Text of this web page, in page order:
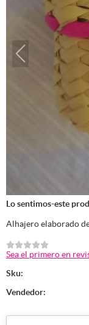
Lo sentimos-este
Alhajero elaborado
Sea el primero en
Sku:
Vendedor: